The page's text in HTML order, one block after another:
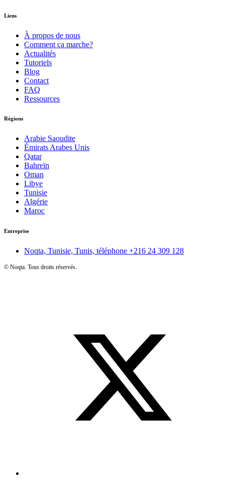
Liens
À propos de nous
Comment ça marche?
Actualités
Tutoriels
Blog
Contact
FAQ
Ressources
Régions
Arabie Saoudite
Émirats Arabes Unis
Qatar
Bahreïn
Oman
Libye
Tunisie
Algérie
Maroc
Entreprise
Noqta, Tunisie, Tunis, téléphone +216 24 309 128
© Noqta. Tous droits réservés.